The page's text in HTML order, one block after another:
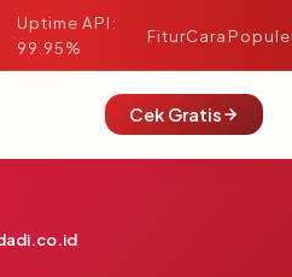
·
Uptime API:
99.95%
FiturCara
Cek Gratis